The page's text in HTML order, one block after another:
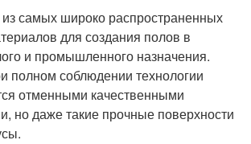
из самых широко распространенных
для создания полов в
и промышленного назначения.
полном соблюдении технологии
отменными качественными
но даже такие прочные поверхности